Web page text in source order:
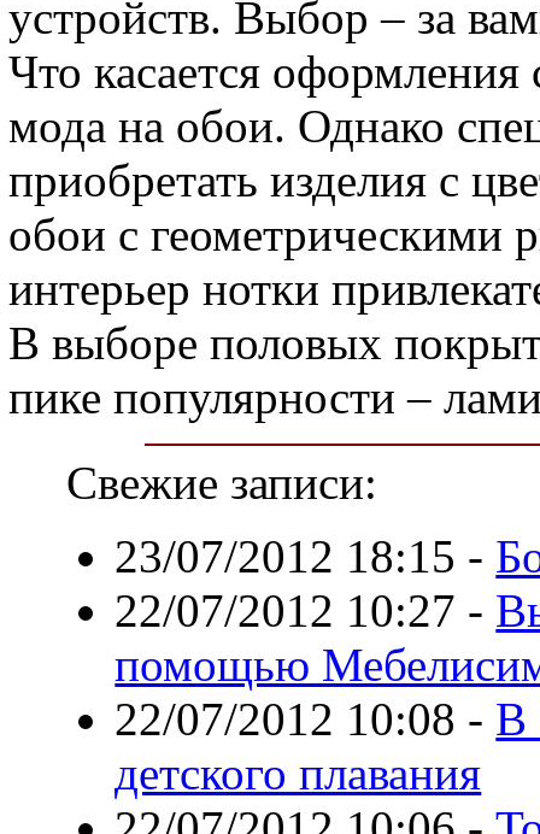
устройств. Выбор – за
Что касается оформления
мода на обои. Однако
приобретать изделия с
обои с геометрическими
интерьер нотки
В выборе половых
пике популярности –
Свежие записи:
23/07/2012 18:15 -
22/07/2012 10:27 -
помощью
22/07/2012 10:08 - В
детского плавания